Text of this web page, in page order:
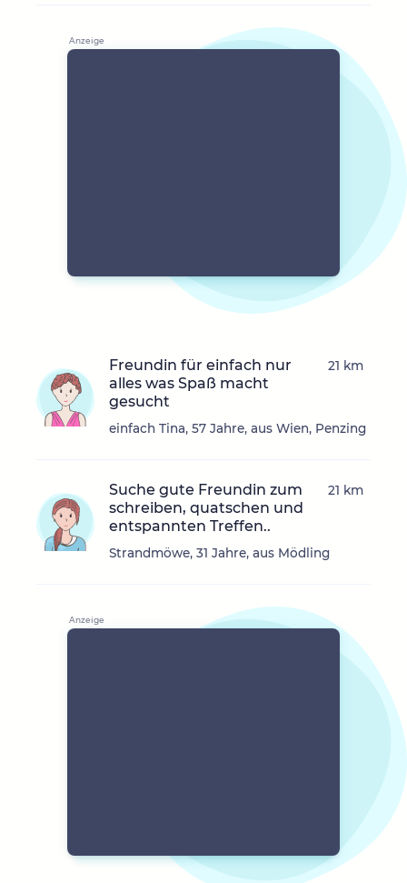
Freundin für einfach nur
alles was Spaß macht
gesucht
einfach Tina, 57 Jahre, aus Wien, Penzing
21 km
Suche gute Freundin zum
schreiben, quatschen und
entspannten Treffen..
Strandmöwe, 31 Jahre, aus Mödling
21 km